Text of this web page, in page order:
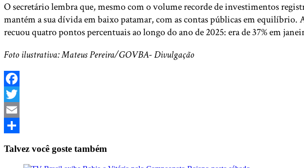
O secretário lembra que, mesmo com o volume recorde de investimentos
mantém a sua dívida em baixo patamar, com as contas públicas em
recuou quatro pontos percentuais ao longo do ano de 2025: era de 37% em
Foto ilustrativa: Mateus Pereira/GOVBA- Divulgação
Facebook
Twitter
Email
Talvez você goste também